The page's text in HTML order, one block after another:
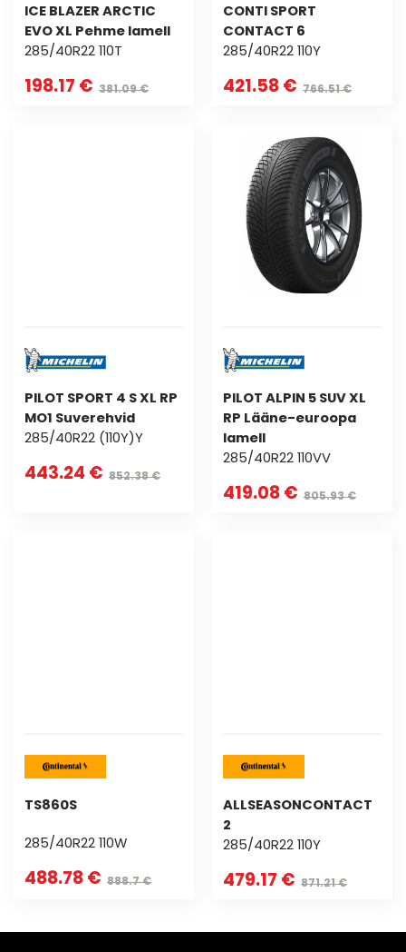
ICE BLAZER ARCTIC
EVO XL Pehme lamell
285/40R22 110T
198.17 € 381.09 €
CONTI SPORT
CONTACT 6
285/40R22 110Y
421.58 € 766.51 €
PILOT SPORT 4 S XL RP
MO1 Suverehvid
285/40R22 (110Y)Y
443.24 € 852.38 €
PILOT ALPIN 5 SUV XL
RP Lääne-euroopa
lamell
285/40R22 110VV
419.08 € 805.93 €
TS860S
285/40R22 110W
488.78 € 888.7 €
ALLSEASONCONTACT
2
285/40R22 110Y
479.17 € 871.21 €